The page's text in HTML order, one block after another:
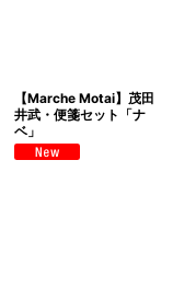
【Marche Motai】茂田
井武・便箋セット「ナ
ベ」